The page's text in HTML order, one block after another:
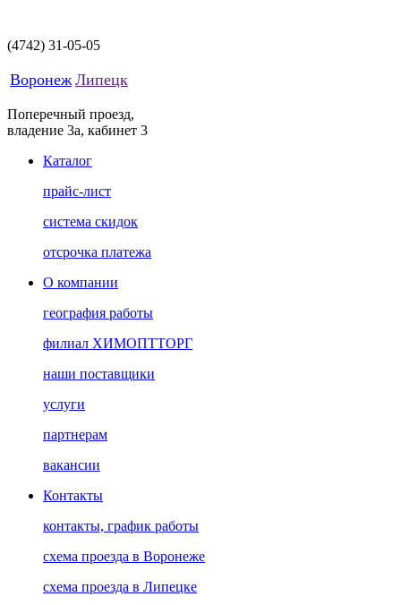
(4742) 31-05-05
Воронеж Липецк
Поперечный проезд,
владение 3а, кабинет 3
Каталог
прайс-лист
система скидок
отсрочка платежа
О компании
география работы
филиал ХИМОПТТОРГ
наши поставщики
услуги
партнерам
вакансии
Контакты
контакты, график работы
схема проезда в Воронеже
схема проезда в Липецке